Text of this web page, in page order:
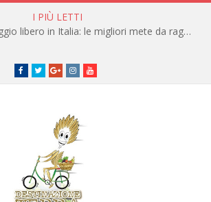
I PIÙ LETTI
Dove fare campeggio libero in Italia: le migliori mete da raggiungere in traghetto
Facebook
TwitterGoogle+instagramyoutube